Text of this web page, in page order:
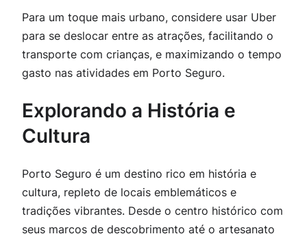
Para um toque mais urbano, considere usar Uber
para se deslocar entre as atrações, facilitando o
transporte com crianças, e maximizando o tempo
gasto nas atividades em Porto Seguro.
Explorando a História e
Cultura
Porto Seguro é um destino rico em história e
cultura, repleto de locais emblemáticos e
tradições vibrantes. Desde o centro histórico com
seus marcos de descobrimento até o artesanato